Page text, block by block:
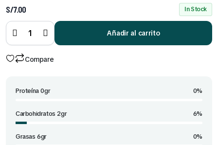
S/7.00 In Stock
Mostaza
Doypack
1 Kg
quantity
Añadir al carrito
Compare
Proteína 0gr 0%
Carbohidratos 2gr 6%
Grasas 6gr 0%